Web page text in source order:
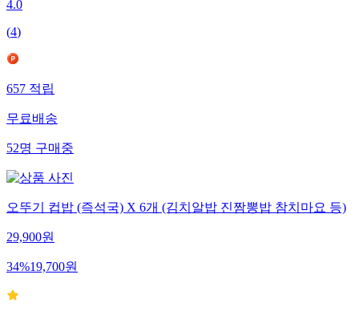
4.0
(4)
657적립
무료배송
52명구매중
오뚜기 컵밥 (즉석국) X 6개 (김치알밥 진짬뽕밥 참치마요 등)
29,900원
34%19,700원